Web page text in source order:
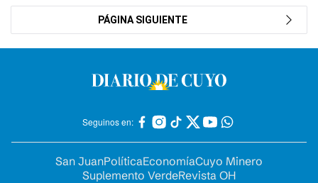
PÁGINA SIGUIENTE
Seguinos en:
San JuanPolíticaEconomíaCuyo Minero
Suplemento VerdeRevista OH